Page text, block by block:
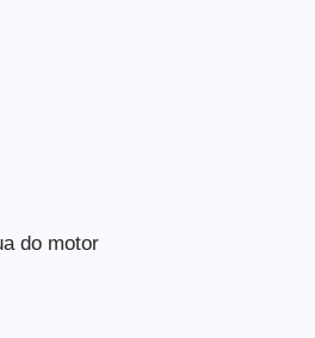
do motor